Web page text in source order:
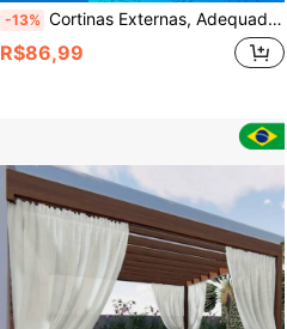
-13% Cortinas Externas, Adequadas para Pátio, Varanda, Gazebo, Resistentes a UV e Resistentes ao Desbotamento, Combinando Funções Decorativas de Sombra e Privacidade;
R$86,99